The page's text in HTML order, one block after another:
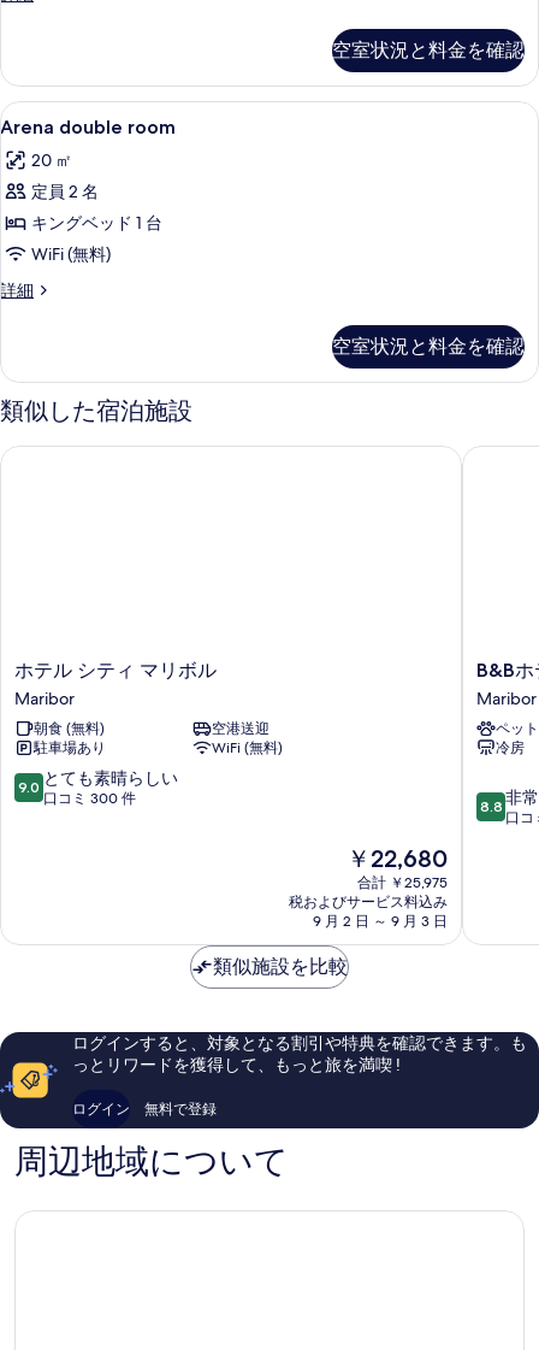
細
空室状況と料金を確認
Arena
double
room
の
す
べ
て
真
を
表
ミニバー、セーフティボックス (室内
6
Arena double room
20 ㎡
定員 2 名
キングベッド 1 台
WiFi (無料)
詳細
Arena
詳
細
空室状況と料金を確認
類似した宿泊施設
ホ
テ
ル
シ
テ
ィ
マ
ホテル シティ マリボル
Maribor
朝食 (無料)
空港送迎
駐車場あり
WiFi (無料)
10
段
素
い、
口
コ
ミ
300
件
件
口
コ
9.0 とても素晴らしい
口コミ 300 件
現
在
の
料
金
は
￥22,680
￥22,680
合計 ￥25,975
税およびサービス料込み
9 月 2 日 ～ 9 月 3 日
ホテル シティ マリボル
B&B
ホ
テ
ル
マ
ボ
ル
B&B
Maribor
ペッ
冷房
10
段
に
コ
ミ
ミ
8.8 非
口コ
B&Bホ
類似施設を比較
ログインすると、対象となる割引や特典を確認できます。も
っとリワードを獲得して、もっと旅を満喫 !
ログイン 無料で登録
周辺地域について